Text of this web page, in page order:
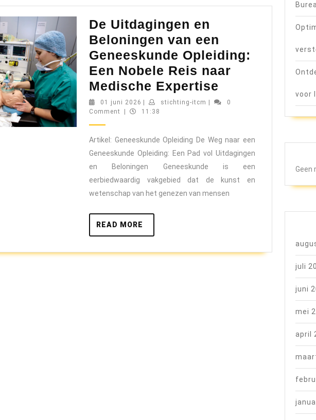
De Uitdagingen en
Beloningen van een
Geneeskunde Opleiding:
Een Nobele Reis naar
Medische Expertise
Uitdagingen
van
een
Geneeskunde
Opleiding:
naar
01 juni 2026 01
juni
stichting-itcm stichting-
0
Comment
11:38
Artikel: Geneeskunde Opleiding De Weg naar een
Geneeskunde Opleiding: Een Pad vol Uitdagingen
en Beloningen Geneeskunde is een
eerbiedwaardig vakgebied dat de kunst en
wetenschap van het genezen van mensen
READ MORE
MORE
voor
Geen
juli
juni
mei
april